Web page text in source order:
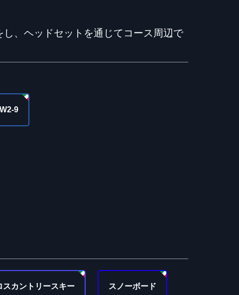
、ヘッドセットを通じてコース周辺で
9
スカントリースキー スノーボード